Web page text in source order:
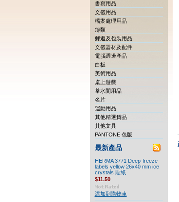
書寫用品
文儀用品
檔案處理用品
簿類
郵遞及包裝用品
文儀器材及配件
電腦週邊產品
白板
美術用品
桌上遊戲
茶水間用品
名片
運動用品
其他精選貨品
其他文具
PANTONE 色版
最新產品
HERMA 3771 Deep-freeze
labels yellow 26x40 mm ice
crystals 貼紙
$11.50
添加到購物車